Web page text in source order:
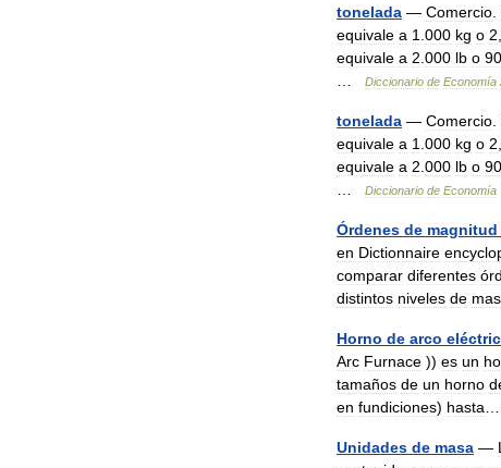
tonelada — Comercio
equivale a 1 000 kg o 2
equivale a 2 000 lb o
Diccionario de Economía
tonelada — Comercio
equivale a 1 000 kg o 2
equivale a 2 000 lb o
Diccionario de Economía
Órdenes de magnitud
en Dictionnaire
comparar diferentes
distintos niveles de
Horno de arco
Arc Furnace )) es un
tamaños de un horno
en fundiciones) hasta
Unidades de masa —